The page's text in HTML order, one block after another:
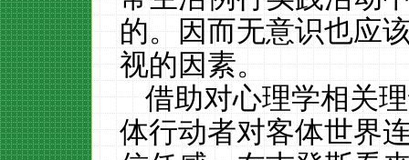
的。因而无意识也应
视的因素。
借助对心理学相关
体行动者对客体世界